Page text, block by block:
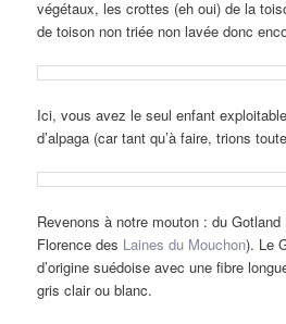
végétaux, les crottes (eh oui) de la
de toison non triée non lavée donc
Ici, vous avez le seul enfant
d’alpaga (car tant qu’à faire, trions
Revenons à notre mouton : du
Florence des Laines du Mouchon). Le
d’origine suédoise avec une fibre
gris clair ou blanc.